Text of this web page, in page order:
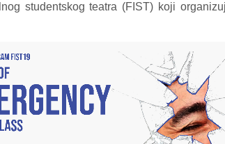
studentskog teatra (FIST) koji